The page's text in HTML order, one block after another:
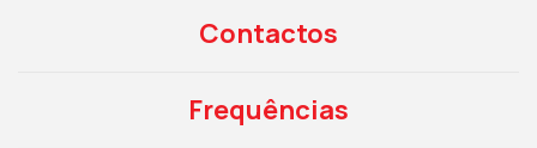
Contactos
Frequências